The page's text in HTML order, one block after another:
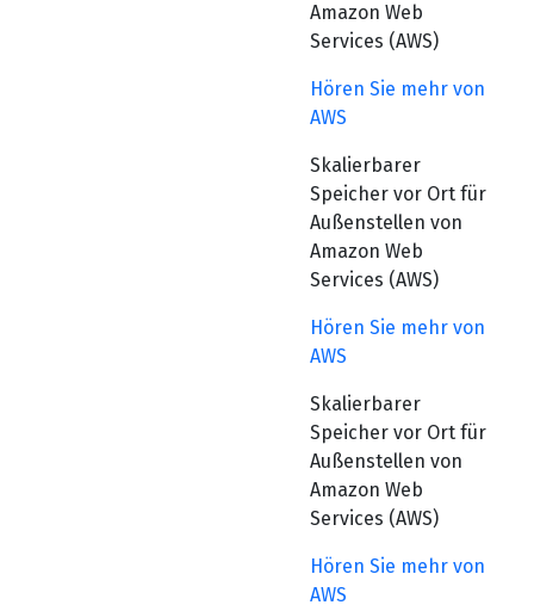
Amazon Web
Services (AWS)
Hören Sie mehr von
AWS
Skalierbarer
Speicher vor Ort für
Außenstellen von
Amazon Web
Services (AWS)
Hören Sie mehr von
AWS
Skalierbarer
Speicher vor Ort für
Außenstellen von
Amazon Web
Services (AWS)
Hören Sie mehr von
AWS